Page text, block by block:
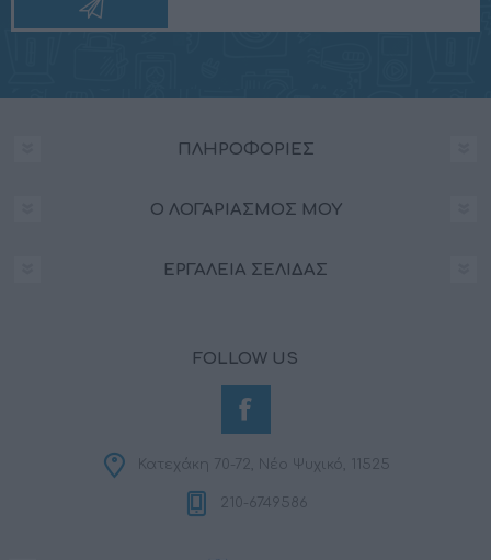
ΠΛΗΡΟΦΟΡΊΕΣ
Ο ΛΟΓΑΡΙΑΣΜΌΣ ΜΟΥ
ΕΡΓΑΛΕΊΑ ΣΕΛΊΔΑΣ
FOLLOW US
Κατεχάκη 70-72, Νέο Ψυχικό, 11525
210-6749586